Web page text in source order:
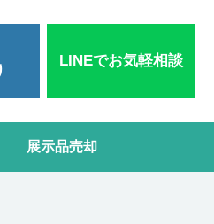
LINEでお気軽相談
展示品売却